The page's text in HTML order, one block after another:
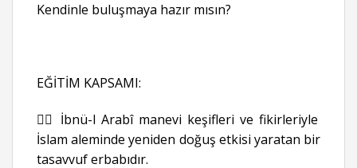
Kendinle buluşmaya hazır mısın?
EĞİTİM KAPSAMI:
👉🏻 İbnü-l Arabî manevi keşifleri ve fikirleriyle
İslam aleminde yeniden doğuş etkisi yaratan bir
tasavvuf erbabıdır.